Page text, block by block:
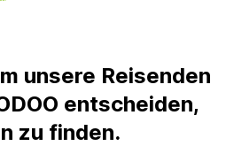
unsere Reisenden
entscheiden,
zu finden.